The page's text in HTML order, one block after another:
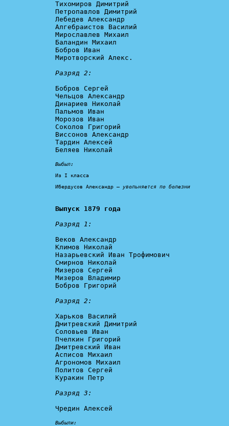
Тихомиров Димитрий
Петропавлов Димитрий
Лебедев Александр
Алгебраистов Василий
Мирославлев Михаил
Баландин Михаил
Бобров Иван
Миротворский Алекс.
Разряд 2:
Бобров Сергей
Чельцов Александр
Динариев Николай
Пальмов Иван
Морозов Иван
Соколов Григорий
Виссонов Александр
Тардин Алексей
Беляев Николай
Выбыл:
Из I класса
Ибердусов Александр – увольняется по болезни
Выпуск 1879 года
Разряд 1:
Веков Александр
Климов Николай
Назарьевский Иван Трофимович
Смирнов Николай
Мизеров Сергей
Мизеров Владимир
Бобров Григорий
Разряд 2:
Харьков Василий
Дмитревский Димитрий
Соловьев Иван
Пчелкин Григорий
Дмитревский Иван
Асписов Михаил
Агрономов Михаил
Политов Сергей
Куракин Петр
Разряд 3:
Чредин Алексей
Выбыли: